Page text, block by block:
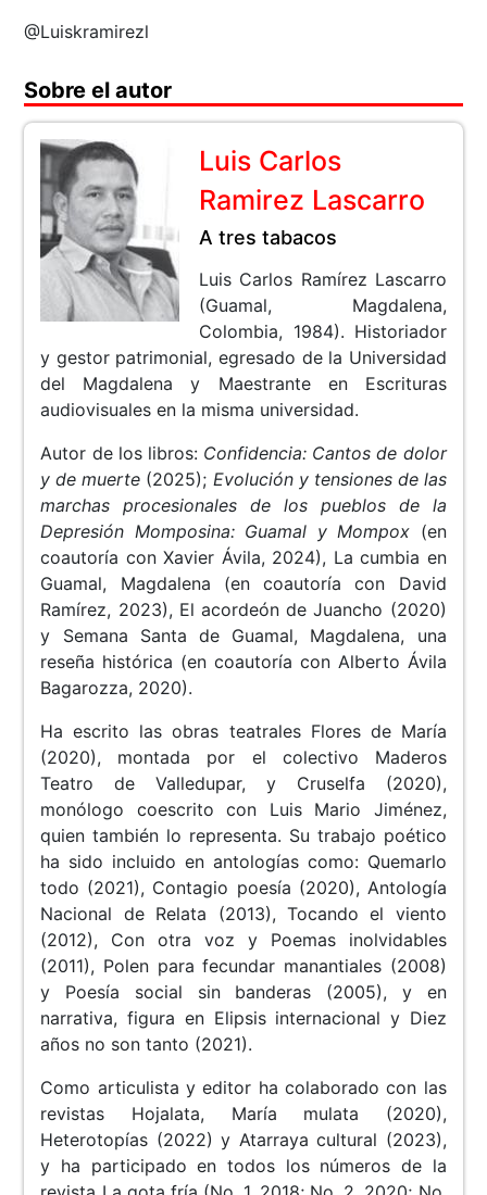
@Luiskramirezl
Sobre el autor
Luis Carlos
Ramirez Lascarro
A tres tabacos
Luis Carlos Ramírez Lascarro
(Guamal, Magdalena,
Colombia, 1984). Historiador
y gestor patrimonial, egresado de la Universidad
del Magdalena y Maestrante en Escrituras
audiovisuales en la misma universidad.
Autor de los libros: Confidencia: Cantos de dolor
y de muerte (2025); Evolución y tensiones de las
marchas procesionales de los pueblos de la
Depresión Momposina: Guamal y Mompox (en
coautoría con Xavier Ávila, 2024), La cumbia en
Guamal, Magdalena (en coautoría con David
Ramírez, 2023), El acordeón de Juancho (2020)
y Semana Santa de Guamal, Magdalena, una
reseña histórica (en coautoría con Alberto Ávila
Bagarozza, 2020).
Ha escrito las obras teatrales Flores de María
(2020), montada por el colectivo Maderos
Teatro de Valledupar, y Cruselfa (2020),
monólogo coescrito con Luis Mario Jiménez,
quien también lo representa. Su trabajo poético
ha sido incluido en antologías como: Quemarlo
todo (2021), Contagio poesía (2020), Antología
Nacional de Relata (2013), Tocando el viento
(2012), Con otra voz y Poemas inolvidables
(2011), Polen para fecundar manantiales (2008)
y Poesía social sin banderas (2005), y en
narrativa, figura en Elipsis internacional y Diez
años no son tanto (2021).
Como articulista y editor ha colaborado con las
revistas Hojalata, María mulata (2020),
Heterotopías (2022) y Atarraya cultural (2023),
y ha participado en todos los números de la